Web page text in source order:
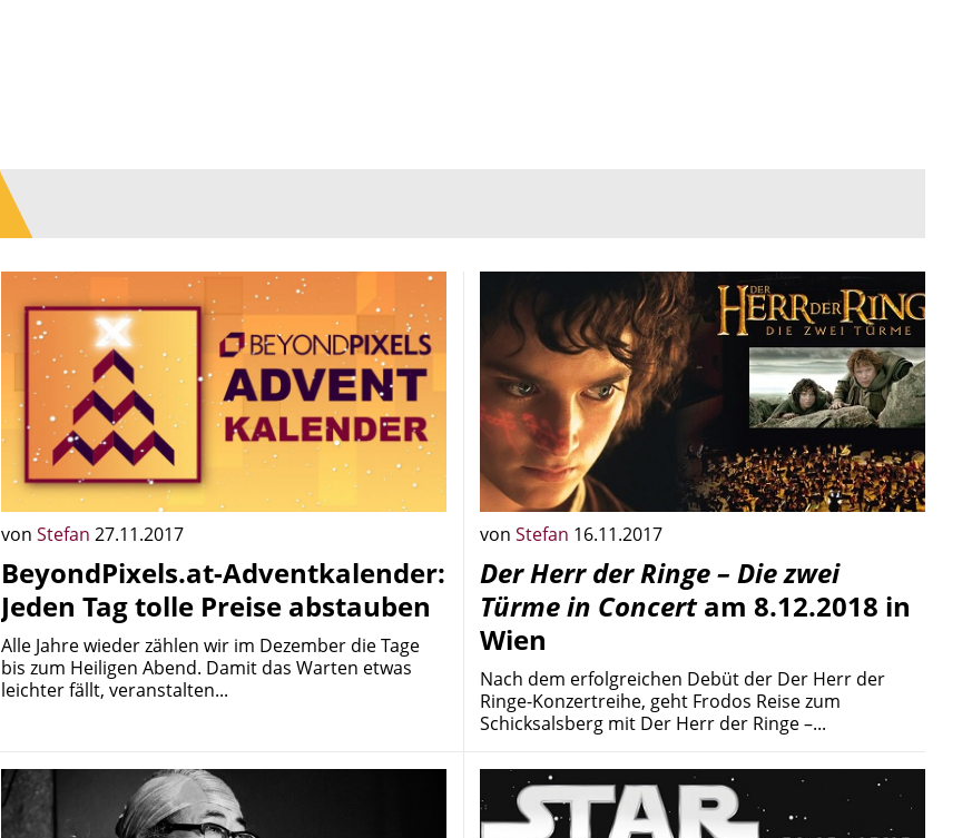
von Stefan 27.11.2017
BeyondPixels.at-Adventkalender:
Jeden Tag tolle Preise abstauben
Alle Jahre wieder zählen wir im Dezember die Tage
bis zum Heiligen Abend. Damit das Warten etwas
leichter fällt, veranstalten...
von Stefan 16.11.2017
Der Herr der Ringe – Die zwei
Türme in Concertam 8.12.2018 in
Wien
Nach dem erfolgreichen Debüt der Der Herr der
Ringe-Konzertreihe, geht Frodos Reise zum
Schicksalsberg mit Der Herr der Ringe –...